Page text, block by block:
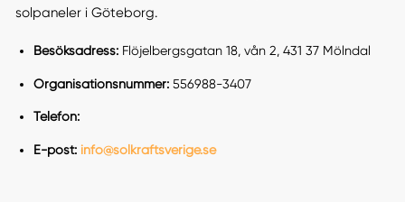
solpaneler i Göteborg.
Besöksadress: Flöjelbergsgatan 18, vån 2, 431 37 Mölndal
Organisationsnummer: 556988-3407
Telefon:
E-post: info@solkraftsverige.se